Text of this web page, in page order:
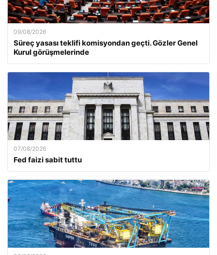
09/08/2026
Süreç yasası teklifi komisyondan geçti. Gözler Genel
Kurul görüşmelerinde
07/08/2026
Fed faizi sabit tuttu